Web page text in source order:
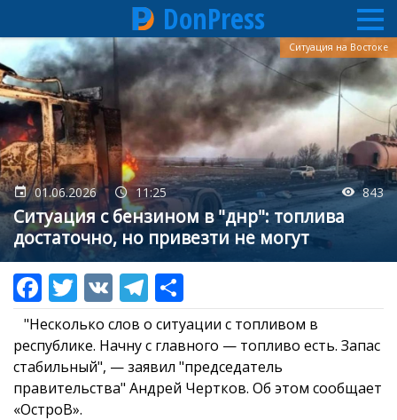
Перейти
к
основному
содержанию
DonPress
01.06.2026 11:25 843
Ситуация с бензином в "днр": топлива
достаточно, но привезти не могут
Ситуация на Востоке
"Несколько слов о ситуации с топливом в
республике. Начну с главного — топливо есть. Запас
стабильный", — заявил "председатель
правительства" Андрей Чертков. Об этом сообщает
«ОстроВ».